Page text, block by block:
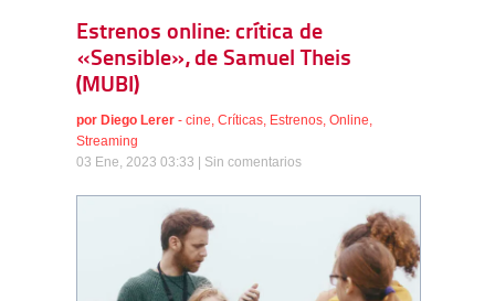
Estrenos online: crítica de
«Sensible», de Samuel Theis
(MUBI)
por Diego Lerer - cine Críticas Estrenos Online
Streaming
03 Ene, 2023 03:33 | Sin comentarios